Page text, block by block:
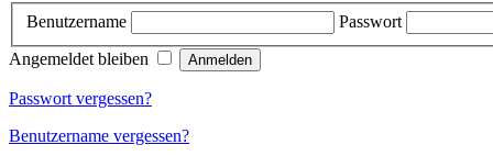
Benutzername
Passwort
Angemeldet bleiben
Passwort vergessen?
Benutzername vergessen?